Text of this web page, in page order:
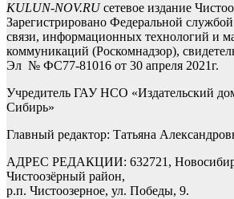
KULUN-NOV.RUсетевое издание
Зарегистрировано Федеральной
связи, информационных технологий и
коммуникаций (Роскомнадзор),
Эл № ФС77-81016 от 30 апреля 2021г.
Учредитель ГАУ НСО «Издательский
Сибирь»
Главный редактор: Татьяна
АДРЕС РЕДАКЦИИ: 632721,
Чистоозёрный район,
р.п. Чистоозерное, ул. Победы, 9.